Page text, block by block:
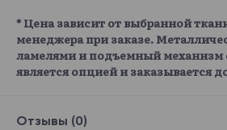
* Цена зависит от выбранной
менеджера при заказе.
ламелями и подъемный
является опцией и заказывается
Отзывы (0)